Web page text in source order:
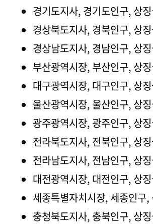
경기도지사, 경기도인구, 상
경상북도지사, 경북인구, 상
경상남도지사, 경남인구, 상
부산광역시장, 부산인구, 상
대구광역시장, 대구인구, 상
울산광역시장, 울산인구, 상
광주광역시장, 광주인구, 상
전라북도지사, 전북인구, 상
전라남도지사, 전남인구, 상
대전광역시장, 대전인구, 상
세종특별자치시장, 세종인구,
충청북도지사, 충북인구, 상